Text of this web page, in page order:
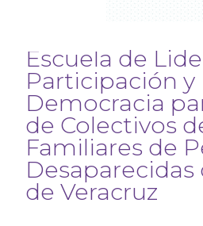
Escuela de
Participación y
Democracia
de Colectivos
Familiares de
Desaparecidas
de Veracruz